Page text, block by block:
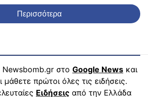
Περισσότερα
στο Google News και
μάθετε πρώτοι όλες τις ειδήσεις.
Ειδήσεις από την Ελλάδα